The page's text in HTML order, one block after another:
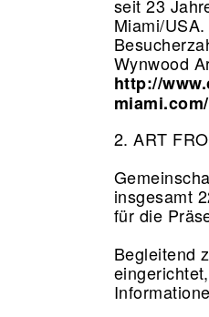
seit 23
Miami/
Wynwood
http://
2. ART
insgesamt
für die
Begleitend